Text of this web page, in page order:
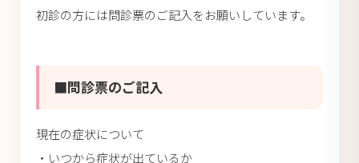
初診の方には問診票のご記入をお願いしています。
■問診票のご記入
現在の症状について
・いつから症状が出ているか